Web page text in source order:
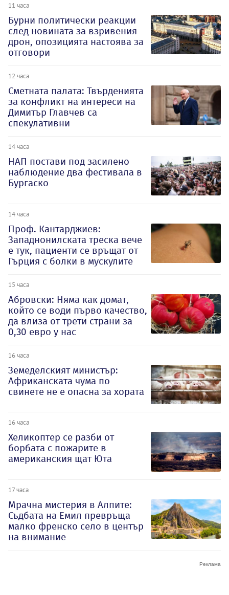
11 часа
Бурни политически реакции
след новината за взривения
дрон, опозицията настоява за
отговори
12 часа
Сметната палата: Твърденията
за конфликт на интереси на
Димитър Главчев са
спекулативни
14 часа
НАП постави под засилено
наблюдение два фестивала в
Бургаско
14 часа
Проф. Кантарджиев:
Западнонилската треска вече
е тук, пациенти се връщат от
Гърция с болки в мускулите
15 часа
Абровски: Няма как домат,
който се води първо качество,
да влиза от трети страни за
0,30 евро у нас
16 часа
Земеделският министър:
Африканската чума по
свинете не е опасна за хората
16 часа
Хеликоптер се разби от
борбата с пожарите в
американския щат Юта
17 часа
Мрачна мистерия в Алпите:
Съдбата на Емил превръща
малко френско село в център
на внимание